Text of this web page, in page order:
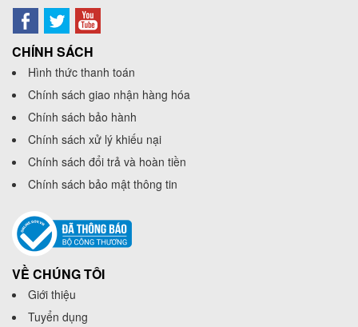
CHÍNH SÁCH
Hình thức thanh toán
Chính sách giao nhận hàng hóa
Chính sách bảo hành
Chính sách xử lý khiếu nại
Chính sách đổi trả và hoàn tiền
Chính sách bảo mật thông tin
VỀ CHÚNG TÔI
Giới thiệu
Tuyển dụng